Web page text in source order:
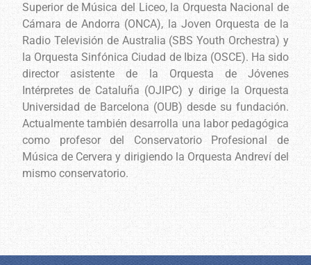
Superior de Música del Liceo, la Orquesta Nacional de
Cámara de Andorra (ONCA), la Joven Orquesta de la
Radio Televisión de Australia (SBS Youth Orchestra) y
la Orquesta Sinfónica Ciudad de Ibiza (OSCE). Ha sido
director asistente de la Orquesta de Jóvenes
Intérpretes de Cataluña (OJIPC) y dirige la Orquesta
Universidad de Barcelona (OUB) desde su fundación.
Actualmente también desarrolla una labor pedagógica
como profesor del Conservatorio Profesional de
Música de Cervera y dirigiendo la Orquesta Andreví del
mismo conservatorio.